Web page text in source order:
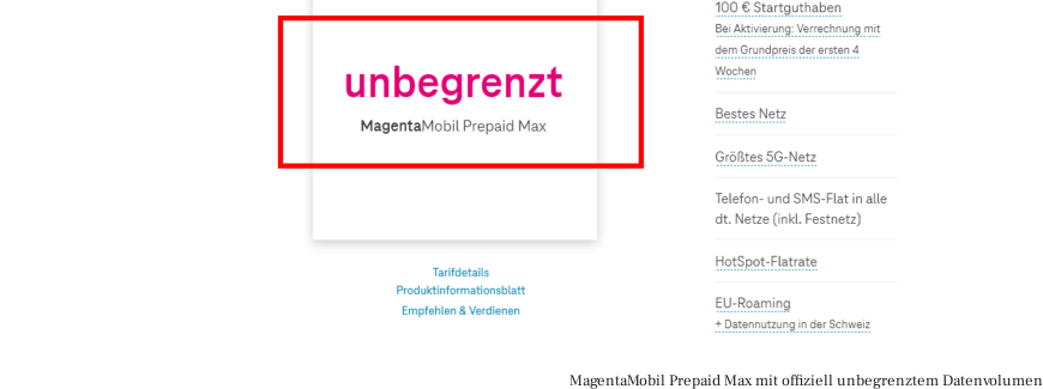
MagentaMobil Prepaid Max mit offiziell unbegrenztem Datenvolumen